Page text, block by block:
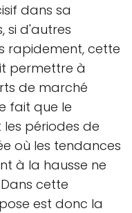
dans sa
si d'autres
rapidement, cette
permettre à
de marché
fait que le
périodes de
où les tendances
à la hausse ne
cette
est donc la